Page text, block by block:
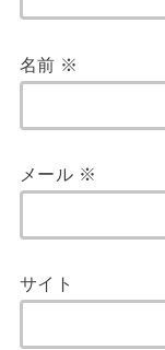
名前 ※
メール ※
サイト